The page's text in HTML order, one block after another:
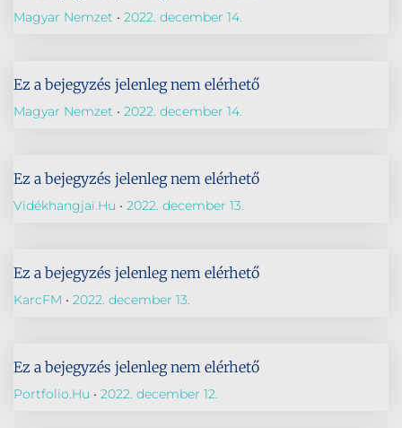
Magyar Nemzet 2022. december 14.
Ez a bejegyzés jelenleg nem elérhető
Magyar Nemzet 2022. december 14.
Ez a bejegyzés jelenleg nem elérhető
Vidékhangjai.hu 2022. december 13.
Ez a bejegyzés jelenleg nem elérhető
KarcFM 2022. december 13.
Ez a bejegyzés jelenleg nem elérhető
Portfolio.hu 2022. december 12.